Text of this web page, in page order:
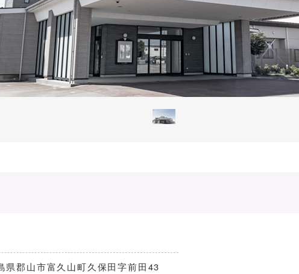
郡山市富久山町久保田字前田43